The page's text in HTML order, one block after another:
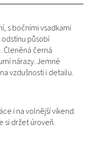
s bočními vsadkami
působí
Členěná černá
nárazy. Jemné
vzdušnosti i detailu.
i na volnější víkend.
si držet úroveň.